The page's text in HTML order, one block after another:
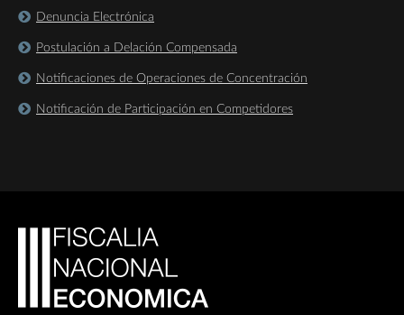
Denuncia Electrónica
Postulación a Delación Compensada
Notificaciones de Operaciones de Concentración
Notificación de Participación en Competidores